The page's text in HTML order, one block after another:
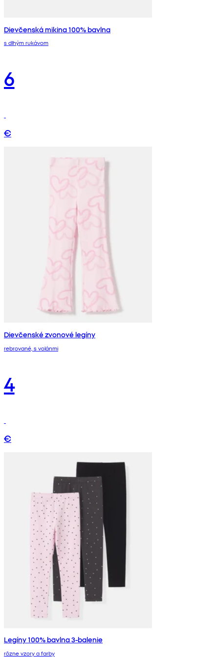
Dievčenská mikina 100% bavlna
s dlhým rukávom
6
€
Dievčenské zvonové legíny
rebrované, s volánmi
4
€
Legíny 100% bavlna 3-balenie
rôzne vzory a farby